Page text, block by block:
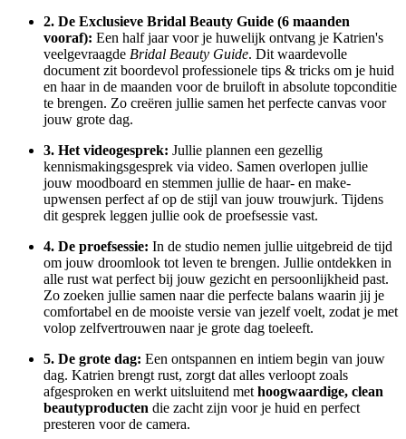
2. De Exclusieve Bridal Beauty Guide (6 maanden
vooraf): Een half jaar voor je huwelijk ontvang je Katrien's
veelgevraagde Bridal Beauty Guide. Dit waardevolle
document zit boordevol professionele tips & tricks om je huid
en haar in de maanden voor de bruiloft in absolute topconditie
te brengen. Zo creëren jullie samen het perfecte canvas voor
jouw grote dag.
3. Het videogesprek: Jullie plannen een gezellig
kennismakingsgesprek via video. Samen overlopen jullie
jouw moodboard en stemmen jullie de haar- en make-
upwensen perfect af op de stijl van jouw trouwjurk. Tijdens
dit gesprek leggen jullie ook de proefsessie vast.
4. De proefsessie: In de studio nemen jullie uitgebreid de tijd
om jouw droomlook tot leven te brengen. Jullie ontdekken in
alle rust wat perfect bij jouw gezicht en persoonlijkheid past.
Zo zoeken jullie samen naar die perfecte balans waarin jij je
comfortabel en de mooiste versie van jezelf voelt, zodat je met
volop zelfvertrouwen naar je grote dag toeleeft.
5. De grote dag: Een ontspannen en intiem begin van jouw
dag. Katrien brengt rust, zorgt dat alles verloopt zoals
afgesproken en werkt uitsluitend met hoogwaardige, clean
beautyproducten die zacht zijn voor je huid en perfect
presteren voor de camera.